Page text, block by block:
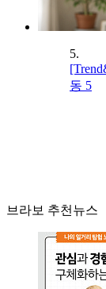
5.
동 5
브라보 추천뉴스